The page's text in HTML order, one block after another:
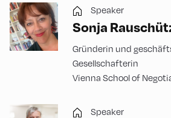
Speaker
Sonja
Gründerin und
Gesellschafterin
Vienna School of
Speaker